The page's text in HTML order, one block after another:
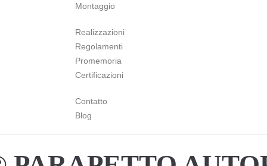
Montaggio
Realizzazioni
Regolamenti
Promemoria
Certificazioni
Contatto
Blog